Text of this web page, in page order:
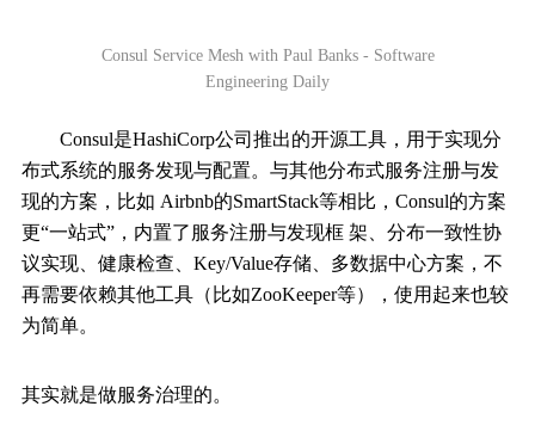
Consul Service Mesh with Paul Banks - Software
Engineering Daily
Consul是HashiCorp公司推出的开源工具，用于实现分
布式系统的服务发现与配置。与其他分布式服务注册与发
现的方案，比如 Airbnb的SmartStack等相比，Consul的方案
更“一站式”，内置了服务注册与发现框 架、分布一致性协
议实现、健康检查、Key/Value存储、多数据中心方案，不
再需要依赖其他工具（比如ZooKeeper等），使用起来也较
为简单。
其实就是做服务治理的。